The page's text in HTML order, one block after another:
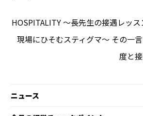
HOSPITALITY 〜長先生の接遇レッ
現場にひそむスティグマ～ その一
度と
ニュース